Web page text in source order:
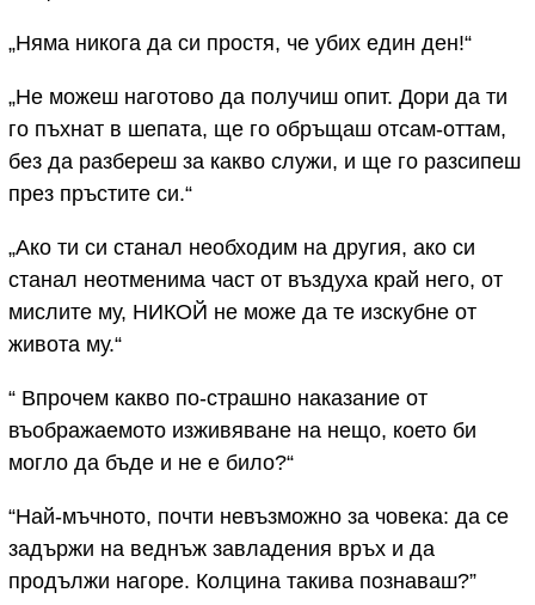
„Няма никога да си простя, че убих един ден!“
„Не можеш наготово да получиш опит. Дори да ти
го пъхнат в шепата, ще го обръщаш отсам-оттам,
без да разбереш за какво служи, и ще го разсипеш
през пръстите си.“
„Ако ти си станал необходим на другия, ако си
станал неотменима част от въздуха край него, от
мислите му, НИКОЙ не може да те изскубне от
живота му.“
“ Впрочем какво по-страшно наказание от
въображаемото изживяване на нещо, което би
могло да бъде и не е било?“
“Най-мъчното, почти невъзможно за човека: да се
задържи на веднъж завладения връх и да
продължи нагоре. Колцина такива познаваш?”